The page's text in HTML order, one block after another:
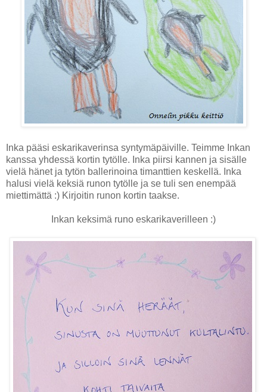
Inka pääsi eskarikaverinsa syntymäpäiville. Teimme Inkan
kanssa yhdessä kortin tytölle. Inka piirsi kannen ja sisälle
vielä hänet ja tytön ballerinoina timanttien keskellä. Inka
halusi vielä keksiä runon tytölle ja se tuli sen enempää
miettimättä :) Kirjoitin runon kortin taakse.
Inkan keksimä runo eskarikaverilleen :)